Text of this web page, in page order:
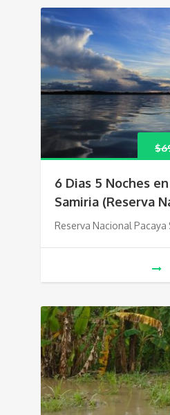
$
6 Dias 5 Noches
Samiria (Reserva
Reserva Nacional Pacaya